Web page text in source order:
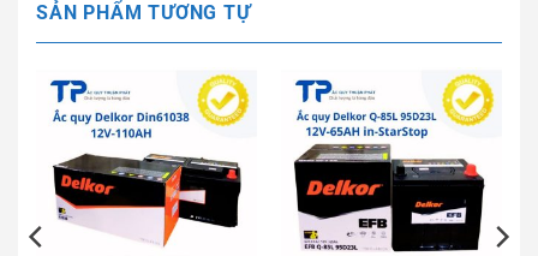
SẢN PHẨM TƯƠNG TỰ